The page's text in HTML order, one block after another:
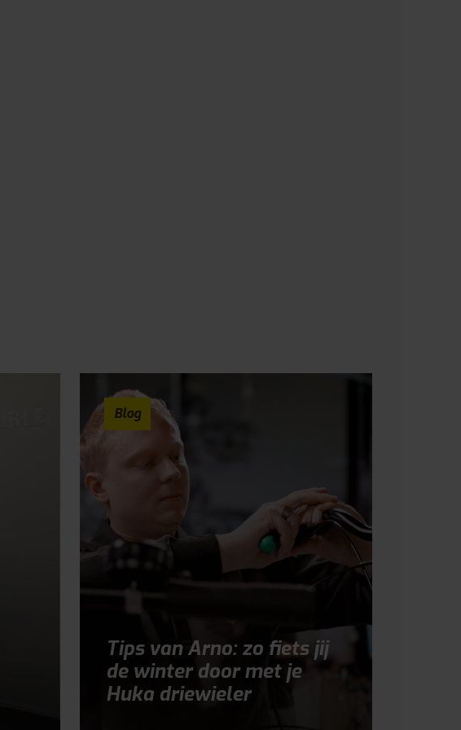
Blog
Tips van Arno: zo fiets jij
de winter door met je
Huka driewieler